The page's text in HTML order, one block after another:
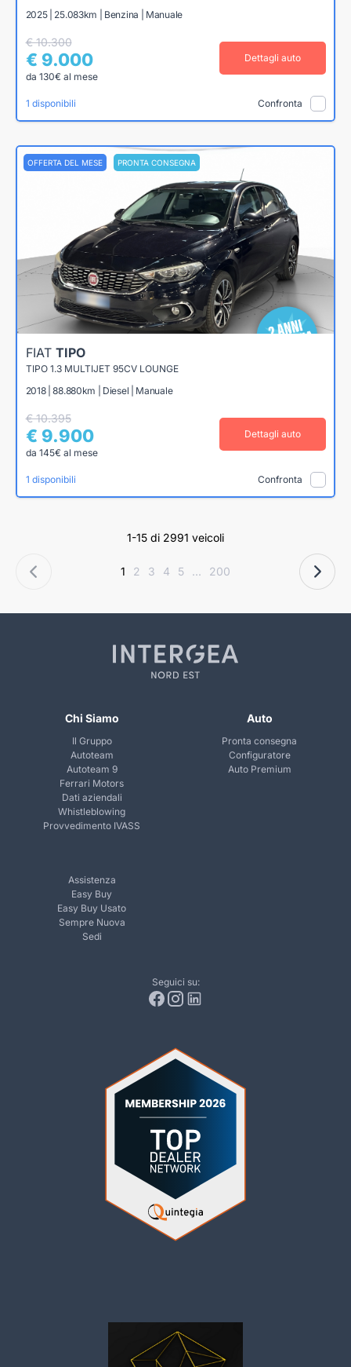
2025 | 25.083km | Benzina | Manuale
€ 10.300
€ 9.000
da 130€ al mese
Dettagli auto
1 disponibili Confronta
OFFERTA DEL MESE PRONTA CONSEGNA
FIAT TIPO
TIPO 1.3 MULTIJET 95CV LOUNGE
2018 | 88.880km | Diesel | Manuale
€ 10.395
€ 9.900
da 145€ al mese
Dettagli auto
1 disponibili Confronta
1-15 di 2991 veicoli
1 2 3 4 5 ... 200
Chi Siamo
Il Gruppo
Autoteam
Autoteam 9
Ferrari Motors
Dati aziendali
Whistleblowing
Provvedimento IVASS
Auto
Pronta consegna
Configuratore
Auto Premium
Assistenza
Easy Buy
Easy Buy Usato
Sempre Nuova
Sedi
Seguici su: